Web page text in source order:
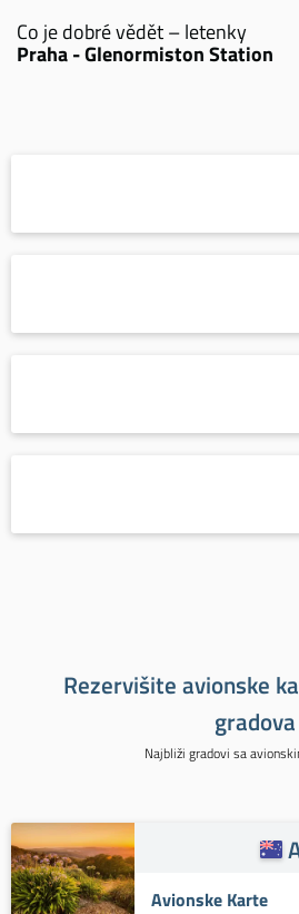
Co je dobré vědět – letenky
Praha - Glenormiston Station
Rezervišite avionske
gradova
Najbliži gradovi sa
Avionske Karte